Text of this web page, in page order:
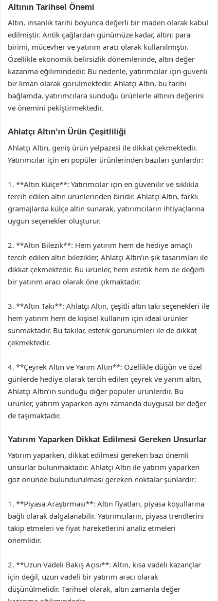
Altının Tarihsel Önemi
Altın, insanlık tarihi boyunca değerli bir maden olarak kabul
edilmiştir. Antik çağlardan günümüze kadar, altın; para
birimi, mücevher ve yatırım aracı olarak kullanılmıştır.
Özellikle ekonomik belirsizlik dönemlerinde, altın değer
kazanma eğilimindedir. Bu nedenle, yatırımcılar için güvenli
bir liman olarak görülmektedir. Ahlatçı Altın, bu tarihi
bağlamda, yatırımcılara sunduğu ürünlerle altının değerini
ve önemini pekiştirmektedir.
Ahlatçı Altın’ın Ürün Çeşitliliği
Ahlatçı Altın, geniş ürün yelpazesi ile dikkat çekmektedir.
Yatırımcılar için en popüler ürünlerinden bazıları şunlardır:
1. **Altın Külçe**: Yatırımcılar için en güvenilir ve sıklıkla
tercih edilen altın ürünlerinden biridir. Ahlatçı Altın, farklı
gramajlarda külçe altın sunarak, yatırımcıların ihtiyaçlarına
uygun seçenekler oluşturur.
2. **Altın Bilezik**: Hem yatırım hem de hediye amaçlı
tercih edilen altın bilezikler, Ahlatçı Altın’ın şık tasarımları ile
dikkat çekmektedir. Bu ürünler, hem estetik hem de değerli
bir yatırım aracı olarak öne çıkmaktadır.
3. **Altın Takı**: Ahlatçı Altın, çeşitli altın takı seçenekleri ile
hem yatırım hem de kişisel kullanım için ideal ürünler
sunmaktadır. Bu takılar, estetik görünümleri ile de dikkat
çekmektedir.
4. **Çeyrek Altın ve Yarım Altın**: Özellikle düğün ve özel
günlerde hediye olarak tercih edilen çeyrek ve yarım altın,
Ahlatçı Altın’ın sunduğu diğer popüler ürünlerdir. Bu
ürünler, yatırım yaparken aynı zamanda duygusal bir değer
de taşımaktadır.
Yatırım Yaparken Dikkat Edilmesi Gereken Unsurlar
Yatırım yaparken, dikkat edilmesi gereken bazı önemli
unsurlar bulunmaktadır. Ahlatçı Altın ile yatırım yaparken
göz önünde bulundurulması gereken noktalar şunlardır:
1. **Piyasa Araştırması**: Altın fiyatları, piyasa koşullarına
bağlı olarak dalgalanabilir. Yatırımcıların, piyasa trendlerini
takip etmeleri ve fiyat hareketlerini analiz etmeleri
önemlidir.
2. **Uzun Vadeli Bakış Açısı**: Altın, kısa vadeli kazançlar
için değil, uzun vadeli bir yatırım aracı olarak
düşünülmelidir. Tarihsel olarak, altın zamanla değer